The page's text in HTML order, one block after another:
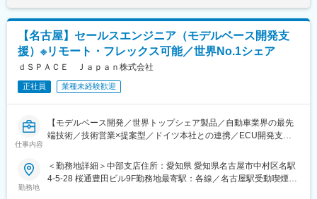
うこともしばしばございます。
■組織構成
各拠点10名程度のメンバー構成です。
対象案件には1人で担当することもあれば、大手企業には複数人で
担当する場合もございます。
1人当たり10数社程度アサインされることが多いです。
ドキュメント含む、校正・修理・の見直し
※国内出張：1～2か月に1回程度、1回あたり1～2泊
EMC試験・測定機器を扱っている事業部です。CTS事業部は、
EMC（電磁両立性）試験装置およびRF・マイクロ波パワーアンプ
ています。自動車（EV）や航空宇宙、産業機器分野において、ノ
イズ耐性評価や高周波試験を通じて製品性能と信頼性の確保を技
■部署について
ます。※国内出張は日当制度、海外出張は実費精算です。賃金はあ
くまでも目安の金額であり、選考を通じて上下する可能性があり
ます。月給(月額)は固定手当を含めた表記です。
【名古屋】セールスエンジニア（モデルベース開発支
援）※リモート・フレックス可能／世界No.1シェア
ｄＳＰＡＣＥ Ｊａｐａｎ株式会社
正社員 業種未経験歓迎
仕事内容
【モデルベース開発／世界トップシェア製品／自動車業界の最先
端技術／技術営業×提案型／ドイツ本社との連携／ECU開発支援
でキャリア形成】
■概要：
セールスエンジニアとして技術的知識をもって、完成車メーカー
勤務地
＜勤務地詳細＞中部支店住所：愛知県 愛知県名古屋市中村区名駅
4-5-28 桜通豊田ビル9F勤務地最寄駅：各線／名古屋駅受動喫煙対